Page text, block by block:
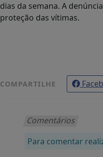
dias da semana. A
proteção das vítimas.
COMPARTILHE
Comentários
Para comentar